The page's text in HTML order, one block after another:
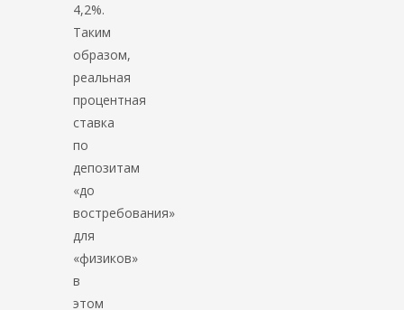
4,2%.
Таким
образом,
реальная
процентная
ставка
по
депозитам
«до
востребования»
для
«физиков»
в
этом